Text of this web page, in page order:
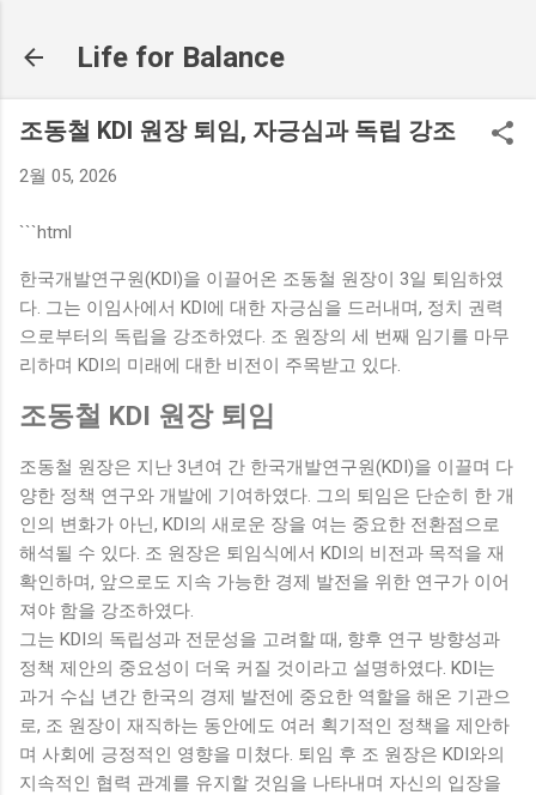
Life for Balance
조동철 KDI 원장 퇴임, 자긍심과 독립 강조
2월 05, 2026
```html
한국개발연구원(KDI)을 이끌어온 조동철 원장이 3일 퇴임하였
다. 그는 이임사에서 KDI에 대한 자긍심을 드러내며, 정치 권력
으로부터의 독립을 강조하였다. 조 원장의 세 번째 임기를 마무
리하며 KDI의 미래에 대한 비전이 주목받고 있다.
조동철 KDI 원장 퇴임
조동철 원장은 지난 3년여 간 한국개발연구원(KDI)을 이끌며 다
양한 정책 연구와 개발에 기여하였다. 그의 퇴임은 단순히 한 개
인의 변화가 아닌, KDI의 새로운 장을 여는 중요한 전환점으로
해석될 수 있다. 조 원장은 퇴임식에서 KDI의 비전과 목적을 재
확인하며, 앞으로도 지속 가능한 경제 발전을 위한 연구가 이어
져야 함을 강조하였다.
그는 KDI의 독립성과 전문성을 고려할 때, 향후 연구 방향성과
정책 제안의 중요성이 더욱 커질 것이라고 설명하였다. KDI는
과거 수십 년간 한국의 경제 발전에 중요한 역할을 해온 기관으
로, 조 원장이 재직하는 동안에도 여러 획기적인 정책을 제안하
며 사회에 긍정적인 영향을 미쳤다. 퇴임 후 조 원장은 KDI와의
지속적인 협력 관계를 유지할 것임을 나타내며 자신의 입장을